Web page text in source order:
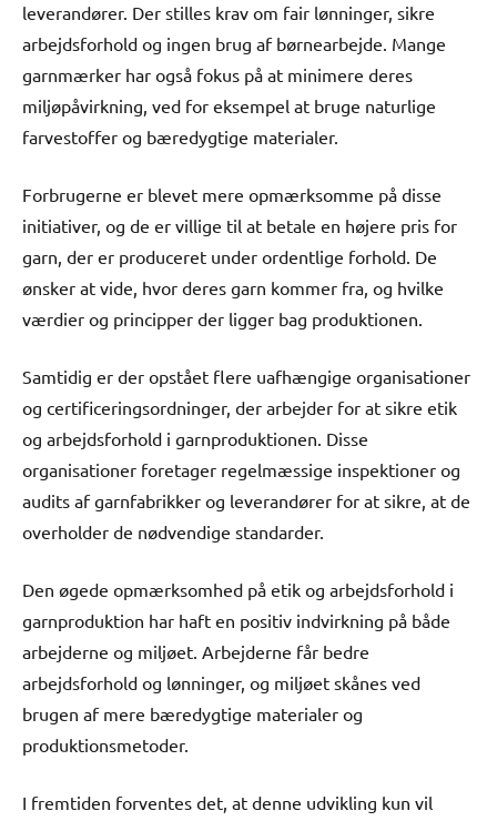
leverandører. Der stilles krav om fair lønninger, sikre
arbejdsforhold og ingen brug af børnearbejde. Mange
garnmærker har også fokus på at minimere deres
miljøpåvirkning, ved for eksempel at bruge naturlige
farvestoffer og bæredygtige materialer.
Forbrugerne er blevet mere opmærksomme på disse
initiativer, og de er villige til at betale en højere pris for
garn, der er produceret under ordentlige forhold. De
ønsker at vide, hvor deres garn kommer fra, og hvilke
værdier og principper der ligger bag produktionen.
Samtidig er der opstået flere uafhængige organisationer
og certificeringsordninger, der arbejder for at sikre etik
og arbejdsforhold i garnproduktionen. Disse
organisationer foretager regelmæssige inspektioner og
audits af garnfabrikker og leverandører for at sikre, at de
overholder de nødvendige standarder.
Den øgede opmærksomhed på etik og arbejdsforhold i
garnproduktion har haft en positiv indvirkning på både
arbejderne og miljøet. Arbejderne får bedre
arbejdsforhold og lønninger, og miljøet skånes ved
brugen af mere bæredygtige materialer og
produktionsmetoder.
I fremtiden forventes det, at denne udvikling kun vil